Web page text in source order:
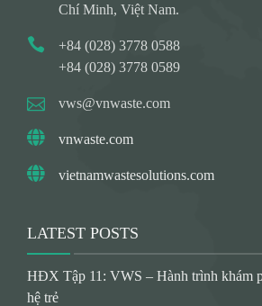
Chí Minh, Việt Nam.
+84 (028) 3778 0588
+84 (028) 3778 0589
vws@vnwaste.com
vnwaste.com
vietnamwastesolutions.com
LATEST POSTS
HĐX Tập 11: VWS – Hành trình khám
hệ trẻ